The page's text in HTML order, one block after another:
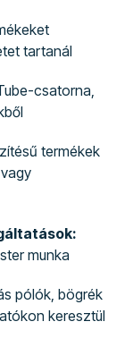
tartanál
csatorna,
termékek
munka
pólók, bögrék
keresztül